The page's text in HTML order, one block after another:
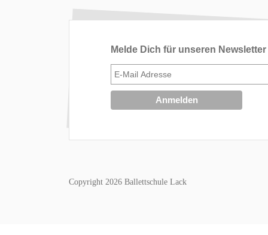
Melde Dich für unseren
Copyright 2026 Ballettschule Lack